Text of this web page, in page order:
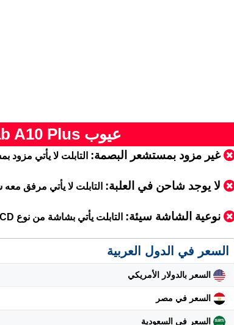
عيوب Samsung Galaxy Tab A10 Plus
غير مزود بمستشعر البصمة: التابلت لا يأتي مزود
لا يوجد شاحن في العلبة: التابلت لا يأتي مرفق
نوعية الشاشة سيئة: التابلت يأتي بشاشة من نوع TFT LCD، هذه النوعية من الشاشات تعتبر سيئة
السعر في الدول العربية
السعر بالدولار الأمريكي
السعر في مصر
السعر في السعودية